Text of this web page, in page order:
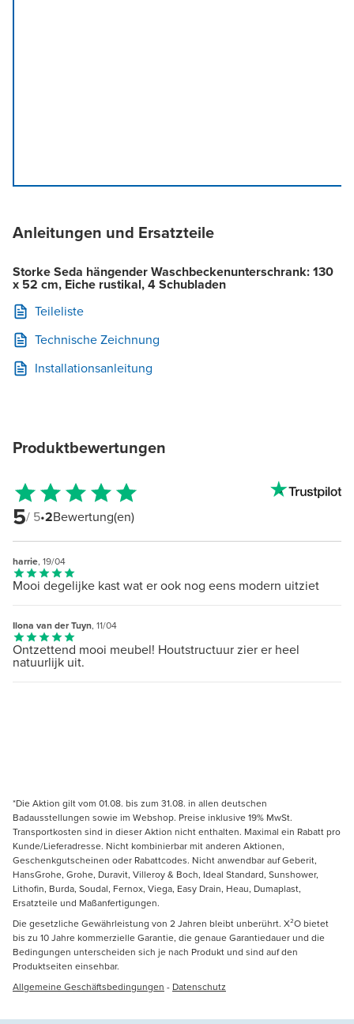
Anleitungen und Ersatzteile
Storke Seda hängender Waschbeckenunterschrank: 130
x 52 cm, Eiche rustikal, 4 Schubladen
Teileliste
Technische Zeichnung
Installationsanleitung
Produktbewertungen
5/ 5•2Bewertung(en)
harrie, 19/04
Mooi degelijke kast wat er ook nog eens modern uitziet
Ilona van der Tuyn, 11/04
Ontzettend mooi meubel! Houtstructuur zier er heel
natuurlijk uit.
*Die Aktion gilt vom 01.08. bis zum 31.08. in allen deutschen
Badausstellungen sowie im Webshop. Preise inklusive 19% MwSt.
Transportkosten sind in dieser Aktion nicht enthalten. Maximal ein Rabatt pro
Kunde/Lieferadresse. Nicht kombinierbar mit anderen Aktionen,
Geschenkgutscheinen oder Rabattcodes. Nicht anwendbar auf Geberit,
HansGrohe, Grohe, Duravit, Villeroy & Boch, Ideal Standard, Sunshower,
Lithofin, Burda, Soudal, Fernox, Viega, Easy Drain, Heau, Dumaplast,
Ersatzteile und Maßanfertigungen.
Die gesetzliche Gewährleistung von 2 Jahren bleibt unberührt. X²O bietet
bis zu 10 Jahre kommerzielle Garantie, die genaue Garantiedauer und die
Bedingungen unterscheiden sich je nach Produkt und sind auf den
Produktseiten einsehbar.
Allgemeine Geschäftsbedingungen - Datenschutz